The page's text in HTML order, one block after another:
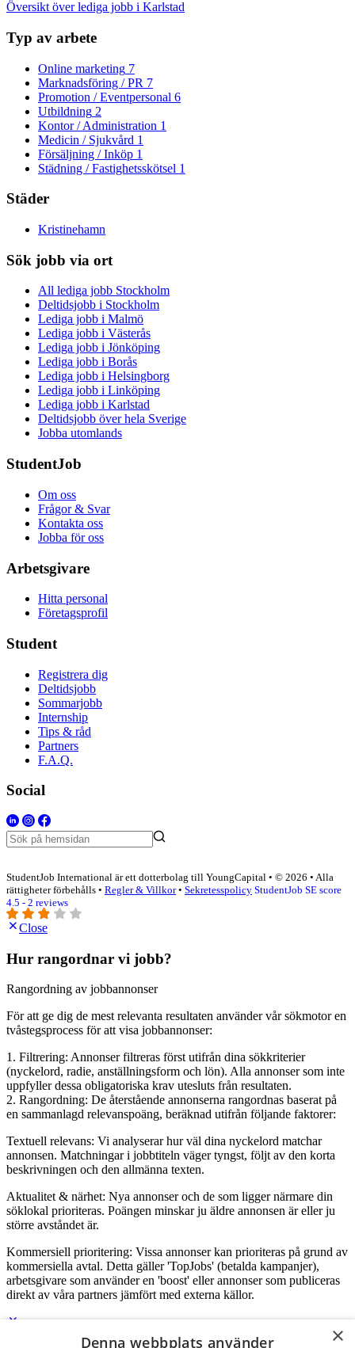
Översikt över lediga jobb i Karlstad
Typ av arbete
Online marketing 7
Marknadsföring / PR 7
Promotion / Eventpersonal 6
Utbildning 2
Kontor / Administration 1
Medicin / Sjukvård 1
Försäljning / Inköp 1
Städning / Fastighetsskötsel 1
Städer
Kristinehamn
Sök jobb via ort
All lediga jobb Stockholm
Deltidsjobb i Stockholm
Lediga jobb i Malmö
Lediga jobb i Västerås
Lediga jobb i Jönköping
Lediga jobb i Borås
Lediga jobb i Helsingborg
Lediga jobb i Linköping
Lediga jobb i Karlstad
Deltidsjobb över hela Sverige
Jobba utomlands
StudentJob
Om oss
Frågor & Svar
Kontakta oss
Jobba för oss
Arbetsgivare
Hitta personal
Företagsprofil
Student
Registrera dig
Deltidsjobb
Sommarjobb
Internship
Tips & råd
Partners
F.A.Q.
Social
StudentJob International är ett dotterbolag till YoungCapital • © 2026 • Alla
rättigheter förbehålls • Regler & Villkor• Sekretesspolicy StudentJob SE score
4.5 - 2 reviews
Close
Hur rangordnar vi jobb?
Rangordning av jobbannonser
För att ge dig de mest relevanta resultaten använder vår sökmotor en
tvåstegsprocess för att visa jobbannonser:
1. Filtrering: Annonser filtreras först utifrån dina sökkriterier
(nyckelord, radie, anställningsform och lön). Alla annonser som inte
uppfyller dessa obligatoriska krav utesluts från resultaten.
2. Rangordning: De återstående annonserna rangordnas baserat på
en sammanlagd relevanspoäng, beräknad utifrån följande faktorer:
Textuell relevans: Vi analyserar hur väl dina nyckelord matchar
annonsen. Matchningar i jobbtiteln väger tyngst, följt av den korta
beskrivningen och den allmänna texten.
Aktualitet & närhet: Nya annonser och de som ligger närmare din
söklokal prioriteras. Poängen minskar ju äldre annonsen är eller ju
större avståndet är.
Kommersiell prioritering: Vissa annonser kan prioriteras på grund av
kommersiella avtal. Detta gäller 'TopJobs' (betalda kampanjer),
arbetsgivare som använder en 'boost' eller annonser som publiceras
direkt av våra partners jämfört med externa källor.
×
Denna webbplats använder